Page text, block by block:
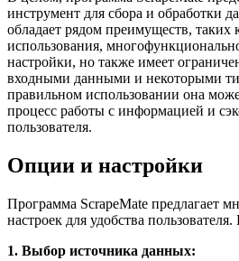
инструмент для сбора и обработки
обладает рядом преимуществ, таких
использования,
настройки, но также имеет
входными данными и некоторыми
правильном использовании она
процесс работы с информацией и
пользователя.
Опции и настройки
Программа ScrapeMate предлагает
настроек для удобства
1. Выбор источника данных: